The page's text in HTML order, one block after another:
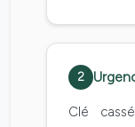
2
Clé